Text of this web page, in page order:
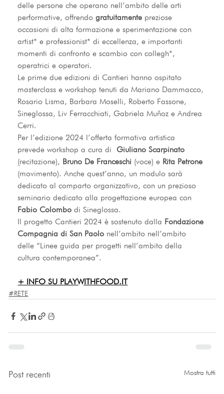
delle persone che operano nell’ambito delle arti
performative, offrendo gratuitamente preziose
occasioni di alta formazione e sperimentazione con
artist* e professionist* di eccellenza, e importanti
momenti di confronto e scambio con collegh*,
operatrici e operatori.
Le prime due edizioni di Cantieri hanno ospitato
masterclass e workshop tenuti da Mariano Dammacco,
Rosario Lisma, Barbara Moselli, Roberto Fassone,
Sineglossa, Liv Ferracchiati, Gabriela Muñoz e Andrea
Cerri.
Per l’edizione 2024 l’offerta formativa artistica
prevede workshop a cura di Giuliano Scarpinato
(recitazione), Bruno De Franceschi (voce) e Rita Petrone
(movimento). Anche quest’anno, un modulo sarà
dedicato al comparto organizzativo, con un prezioso
seminario dedicato alla progettazione europea con
Fabio Colombo di Sineglossa.
Il progetto Cantieri 2024 è sostenuto dalla Fondazione
Compagnia di San Paolo nell’ambito nell’ambito
delle “Linee guida per progetti nell’ambito della
cultura contemporanea”.
+ INFO SU PLAYWITHFOOD.IT
#RETE
Post recenti Mostra tutti